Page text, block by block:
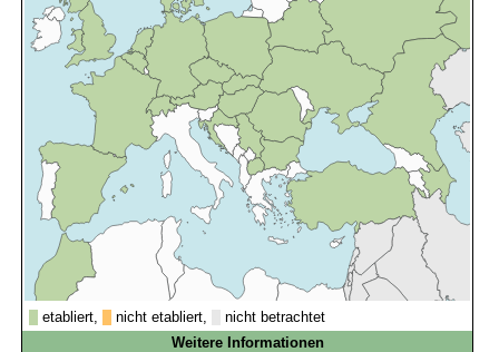
etabliert, nicht etabliert,
nicht betrachtet
Weitere Informationen